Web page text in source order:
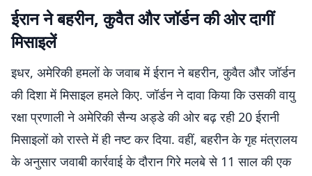
ईरान ने बहरीन, कुवैत और जॉर्डन की ओर दागीं
मिसाइलें
इधर, अमेरिकी हमलों के जवाब में ईरान ने बहरीन, कुवैत और जॉर्डन
की दिशा में मिसाइल हमले किए. जॉर्डन ने दावा किया कि उसकी वायु
रक्षा प्रणाली ने अमेरिकी सैन्य अड्डे की ओर बढ़ रही 20 ईरानी
मिसाइलों को रास्ते में ही नष्ट कर दिया. वहीं, बहरीन के गृह मंत्रालय
के अनुसार जवाबी कार्रवाई के दौरान गिरे मलबे से 11 साल की एक